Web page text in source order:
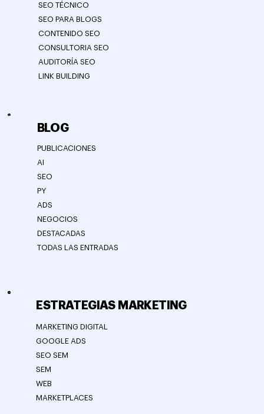
SEO TÉCNICO
SEO PARA BLOGS
CONTENIDO SEO
CONSULTORIA SEO
AUDITORÍA SEO
LINK BUILDING
ESTRATEGIAS MARKETING
MARKETING DIGITAL
GOOGLE ADS
SEO SEM
SEM
WEB
MARKETPLACES
BLOG
PUBLICACIONES
AI
SEO
PY
ADS
NEGOCIOS
DESTACADAS
TODAS LAS ENTRADAS